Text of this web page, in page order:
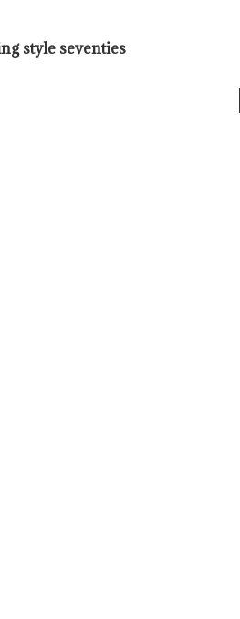
style seventies